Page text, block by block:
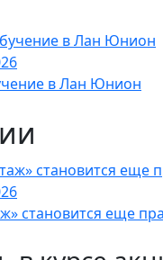
в Лан Юнион
становится еще